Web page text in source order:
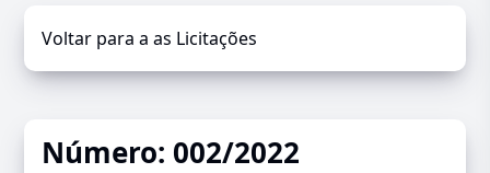
Voltar para a as Licitações
Número: 002/2022